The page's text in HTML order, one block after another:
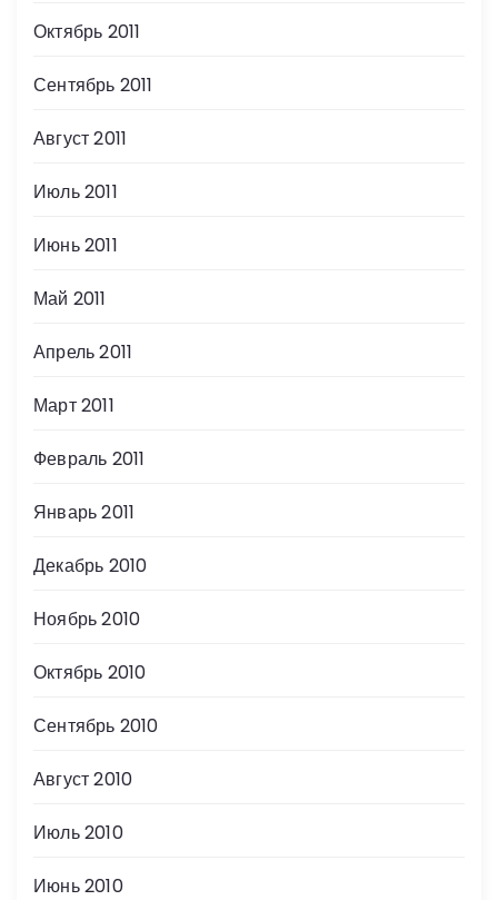
Октябрь 2011
Сентябрь 2011
Август 2011
Июль 2011
Июнь 2011
Май 2011
Апрель 2011
Март 2011
Февраль 2011
Январь 2011
Декабрь 2010
Ноябрь 2010
Октябрь 2010
Сентябрь 2010
Август 2010
Июль 2010
Июнь 2010